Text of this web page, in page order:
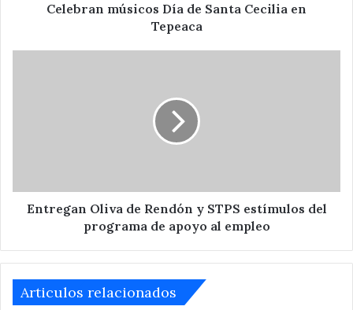
Celebran músicos Día de Santa Cecilia en
Tepeaca
programa
Entregan Oliva de Rendón y STPS estímulos del
programa de apoyo al empleo
Articulos relacionados